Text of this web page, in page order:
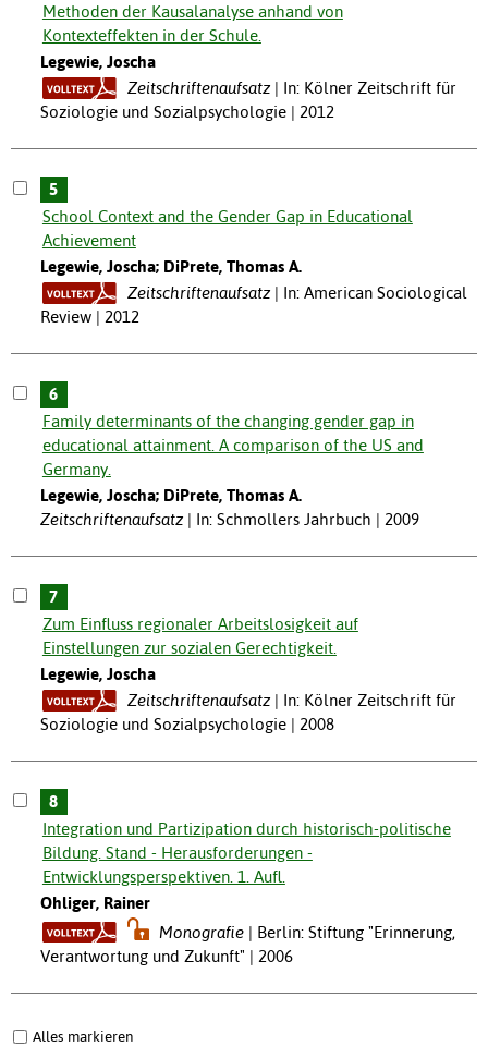
Methoden der Kausalanalyse anhand von
Kontexteffekten in der Schule.
Legewie, Joscha
Zeitschriftenaufsatz
In: Kölner Zeitschrift für
Soziologie und Sozialpsychologie | 2012
5
School Context and the Gender Gap in Educational
Achievement
Legewie, Joscha; DiPrete, Thomas A.
Zeitschriftenaufsatz
In: American Sociological
Review | 2012
6
Family determinants of the changing gender gap in
educational attainment. A comparison of the US and
Germany.
Legewie, Joscha; DiPrete, Thomas A.
Zeitschriftenaufsatz
In: Schmollers Jahrbuch | 2009
7
Zum Einfluss regionaler Arbeitslosigkeit auf
Einstellungen zur sozialen Gerechtigkeit.
Legewie, Joscha
Zeitschriftenaufsatz
In: Kölner Zeitschrift für
Soziologie und Sozialpsychologie | 2008
8
Integration und Partizipation durch historisch-politische
Bildung. Stand - Herausforderungen -
Entwicklungsperspektiven. 1. Aufl.
Ohliger, Rainer
Monografie
Berlin: Stiftung "Erinnerung,
Verantwortung und Zukunft" | 2006
Alles markieren